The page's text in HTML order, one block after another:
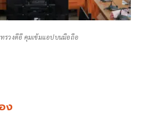
ทรวงดีอี คุมเข้มแอปบนมือถือ
ง